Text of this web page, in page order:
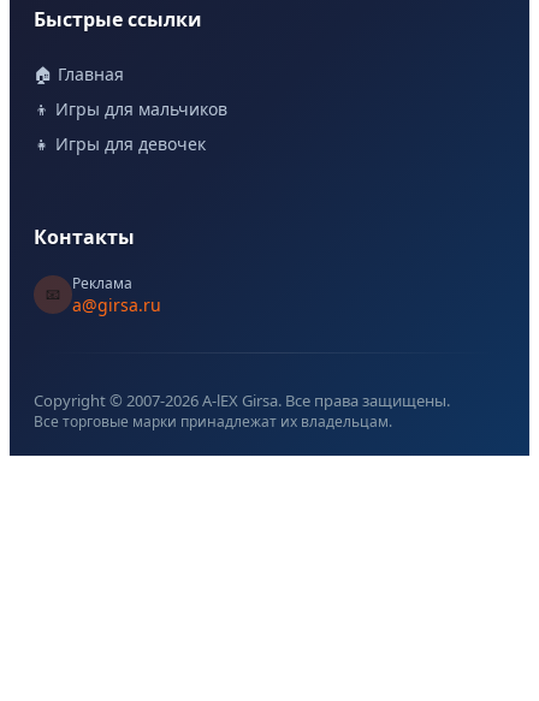
Быстрые ссылки
🏠 Главная
👦 Игры для мальчиков
👧 Игры для девочек
Контакты
📧
Реклама
a@girsa.ru
Copyright © 2007-2026A-lEX Girsa. Все права защищены.
Все торговые марки принадлежат их владельцам.